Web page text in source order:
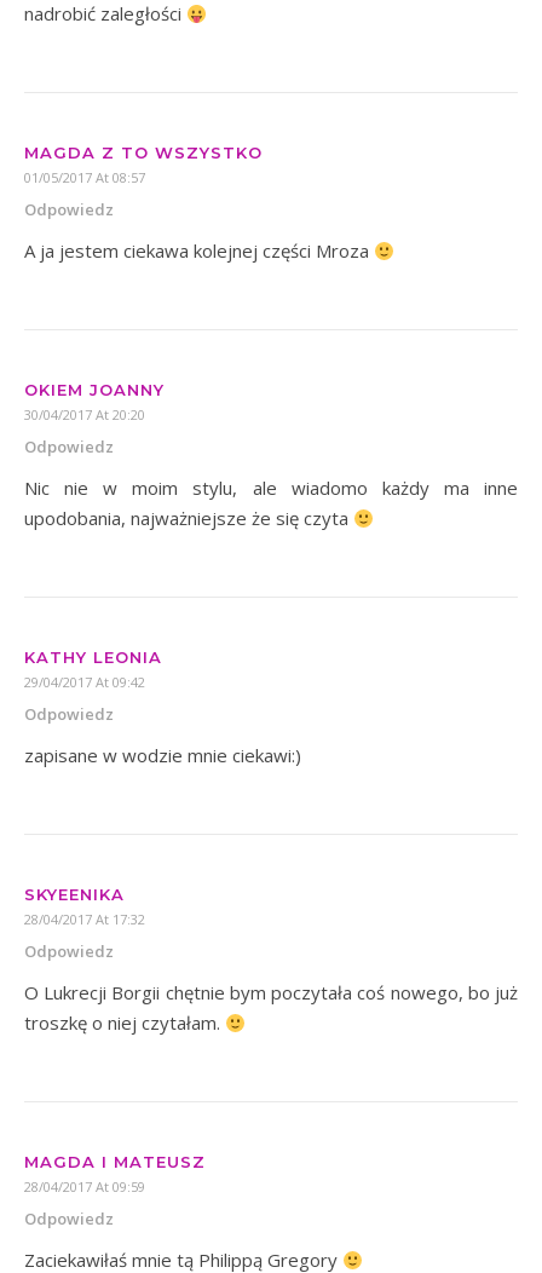
nadrobić zaległości
MAGDA Z TO WSZYSTKO
01/05/2017 At 08:57
Odpowiedz
A ja jestem ciekawa kolejnej części Mroza
OKIEM JOANNY
30/04/2017 At 20:20
Odpowiedz
Nic nie w moim stylu, ale wiadomo każdy ma inne
upodobania, najważniejsze że się czyta
KATHY LEONIA
29/04/2017 At 09:42
Odpowiedz
zapisane w wodzie mnie ciekawi:)
SKYEENIKA
28/04/2017 At 17:32
Odpowiedz
O Lukrecji Borgii chętnie bym poczytała coś nowego, bo już
troszkę o niej czytałam.
MAGDA I MATEUSZ
28/04/2017 At 09:59
Odpowiedz
Zaciekawiłaś mnie tą Philippą Gregory